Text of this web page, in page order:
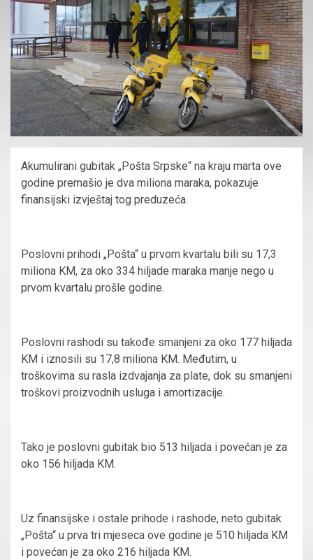
Akumulirani gubitak „Pošta Srpske“ na kraju marta ove
godine premašio je dva miliona maraka, pokazuje
finansijski izvještaj tog preduzeća.
Poslovni prihodi „Pošta“ u prvom kvartalu bili su 17,3
miliona KM, za oko 334 hiljade maraka manje nego u
prvom kvartalu prošle godine.
Poslovni rashodi su takođe smanjeni za oko 177 hiljada
KM i iznosili su 17,8 miliona KM. Međutim, u
troškovima su rasla izdvajanja za plate, dok su smanjeni
troškovi proizvodnih usluga i amortizacije.
Tako je poslovni gubitak bio 513 hiljada i povećan je za
oko 156 hiljada KM.
Uz finansijske i ostale prihode i rashode, neto gubitak
„Pošta“ u prva tri mjeseca ove godine je 510 hiljada KM
i povećan je za oko 216 hiljada KM.